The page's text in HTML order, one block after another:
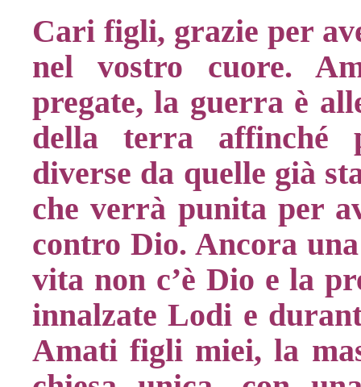
Cari figli, grazie per
nel vostro cuore.
pregate, la guerra è
della terra affinché
diverse da quelle già
che verrà punita per
contro Dio. Ancora
vita non c’è Dio e la
innalzate Lodi e
Amati figli miei, la